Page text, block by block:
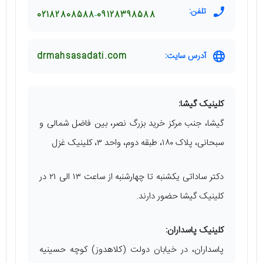
تلفن: 09128398588
02182808588
آدرس سایت: drmahsasadati.com
کلینیک گیشا:
گیشا، جنب مرکز خرید بزرگ نصر، بین فاضل شمالی و
سبحانی، پلاک ۱۸۰، طبقه دوم، واحد ۳، کلینیک غزل
دکتر ساداتی یکشنبه تا چهارشنبه از ساعت ۱۳ الی ۲۱ در
کلینیک گیشا حضور دارند.
کلینیک پاسداران:
پاسداران، در خیابان دولت (کلاهدوز) کوچه حسینیه